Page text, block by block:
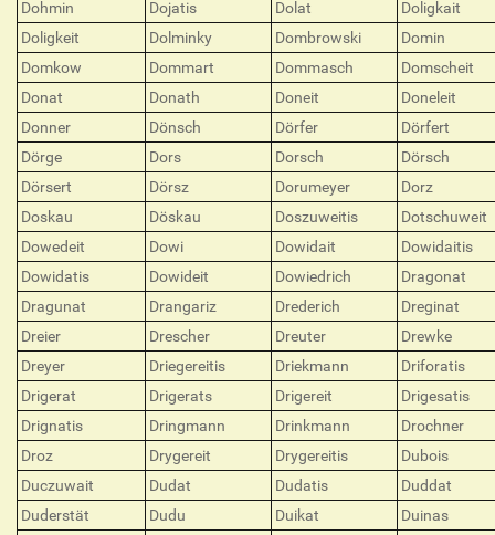
Dohmin
Dojatis Dolat
Doligkait
Doligkeit
Dolminky Dombrowski
Domin
Domkow
Dommart Dommasch
Domscheit
Donat
Donath Doneit
Doneleit
Donner
Dönsch Dörfer
Dörfert
Dörge
Dors Dorsch
Dörsch
Dörsert
Dörsz Dorumeyer
Dorz
Doskau
Döskau Doszuweitis
Dotschuweit
Dowedeit
Dowi Dowidait
Dowidaitis
Dowidatis
Dowideit Dowiedrich
Dragonat
Dragunat
Drangariz Drederich
Dreginat
Dreier
Drescher Dreuter
Drewke
Dreyer
Driegereitis Driekmann
Driforatis
Drigerat
Drigerats Drigereit
Drigesatis
Drignatis
Dringmann Drinkmann
Drochner
Droz
Drygereit Drygereitis
Dubois
Duczuwait
Dudat Dudatis
Duddat
Duderstät
Dudu Duikat
Duinas